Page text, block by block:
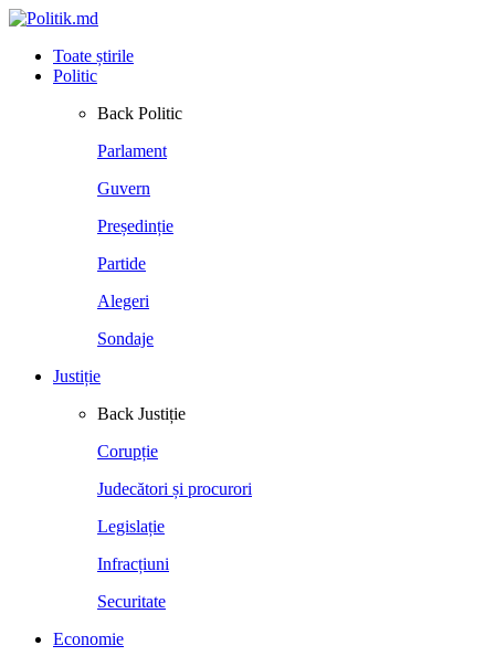
Toate știrile
Politic
Back Politic
Parlament
Guvern
Președinție
Partide
Alegeri
Sondaje
Justiție
Back Justiție
Corupție
Judecători și procurori
Legislație
Infracțiuni
Securitate
Economie